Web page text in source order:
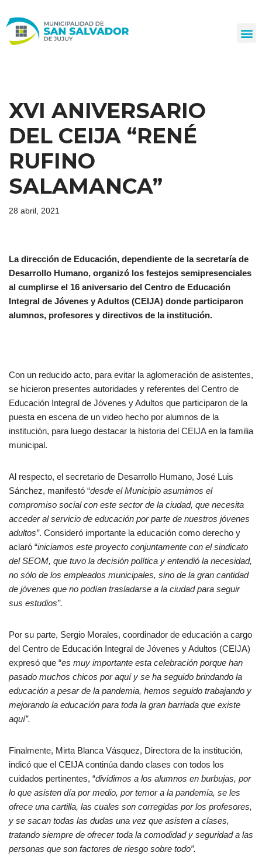
al
XVI ANIVERSARIO
DEL CEIJA “RENÉ
RUFINO
SALAMANCA”
28 abril, 2021
La dirección de Educación, dependiente de la secretaría de
Desarrollo Humano, organizó los festejos semipresenciales
al cumplirse el 16 aniversario del Centro de Educación
Integral de Jóvenes y Adultos (CEIJA) donde participaron
alumnos, profesores y directivos de la institución.
Con un reducido acto, para evitar la aglomeración de asistentes,
se hicieron presentes autoridades y referentes del Centro de
Educación Integral de Jóvenes y Adultos que participaron de la
puesta en escena de un video hecho por alumnos de la
institución, para luego destacar la historia del CEIJA en la familia
municipal.
Al respecto, el secretario de Desarrollo Humano, José Luis
Sánchez, manifestó “desde el Municipio asumimos el
compromiso social con este sector de la ciudad, que necesita
acceder al servicio de educación por parte de nuestros jóvenes
adultos”. Consideró importante la educación como derecho y
aclaró “iniciamos este proyecto conjuntamente con el sindicato
del SEOM, que tuvo la decisión política y entendió la necesidad,
no sólo de los empleados municipales, sino de la gran cantidad
de jóvenes que no podían trasladarse a la ciudad para seguir
sus estudios”.
Por su parte, Sergio Morales, coordinador de educación a cargo
del Centro de Educación Integral de Jóvenes y Adultos (CEIJA)
expresó que “es muy importante esta celebración porque han
pasado muchos chicos por aquí y se ha seguido brindando la
educación a pesar de la pandemia, hemos seguido trabajando y
mejorando la educación para toda la gran barriada que existe
aquí”.
Finalmente, Mirta Blanca Vásquez, Directora de la institución,
indicó que el CEIJA continúa dando clases con todos los
cuidados pertinentes, “dividimos a los alumnos en burbujas, por
lo que asisten día por medio, por temor a la pandemia, se les
ofrece una cartilla, las cuales son corregidas por los profesores,
y se sacan todas las dudas una vez que asisten a clases,
tratando siempre de ofrecer toda la comodidad y seguridad a las
personas que son factores de riesgo sobre todo”.